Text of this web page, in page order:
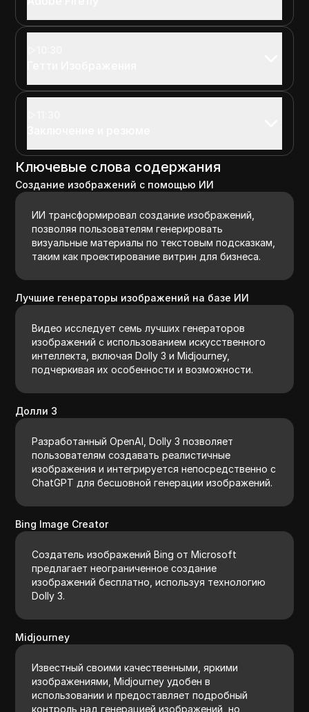
Ключевые слова содержания
Создание изображений с помощью ИИ
ИИ трансформировал создание изображений,
позволяя пользователям генерировать
визуальные материалы по текстовым подсказкам,
таким как проектирование витрин для бизнеса.
Лучшие генераторы изображений на базе ИИ
Видео исследует семь лучших генераторов
изображений с использованием искусственного
интеллекта, включая Dolly 3 и Midjourney,
подчеркивая их особенности и возможности.
Долли 3
Разработанный OpenAI, Dolly 3 позволяет
пользователям создавать реалистичные
изображения и интегрируется непосредственно с
ChatGPT для бесшовной генерации изображений.
Bing Image Creator
Создатель изображений Bing от Microsoft
предлагает неограниченное создание
изображений бесплатно, используя технологию
Dolly 3.
Midjourney
Известный своими качественными, яркими
изображениями, Midjourney удобен в
использовании и предоставляет подробный
контроль над генерацией изображений, но